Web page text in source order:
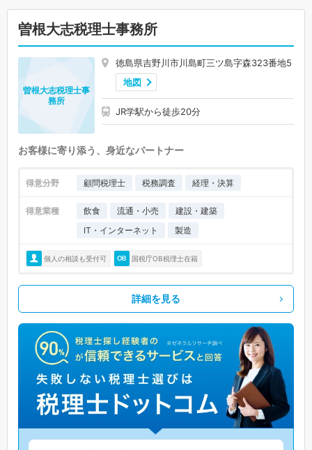
曽根大志税理士事務所
徳島県吉野川市川島町三ツ島字森323番地5
地図
JR学駅から徒歩20分
曽根大志税理士事
務所
お客様に寄り添う、身近なパートナー
得意分野 顧問税理士 税務調査 経理・決算
得意業種 飲食 流通・小売
建設・建築
IT・インターネット
製造
個人の相談も受付可 国税庁OB税理士在籍
詳細を見る